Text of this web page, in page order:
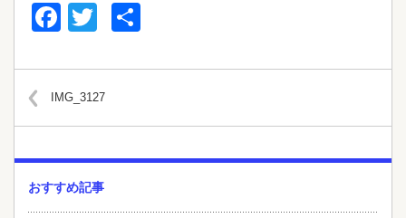
Facebook
Twitter
IMG_3127
おすすめ記事